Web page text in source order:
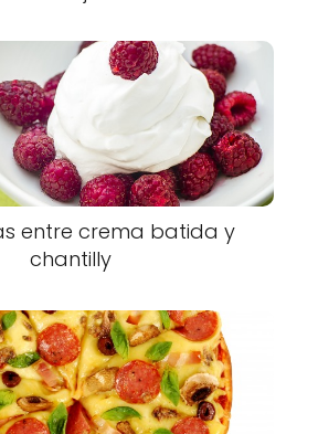
entre crema batida y
chantilly